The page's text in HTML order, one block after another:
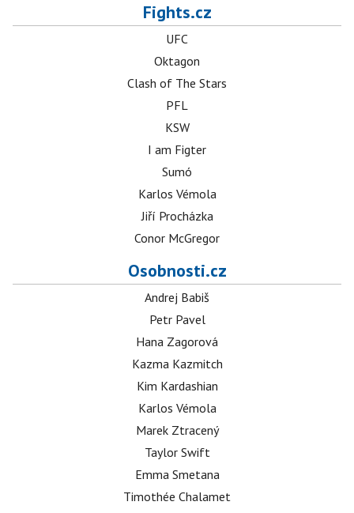
Fights.cz
UFC
Oktagon
Clash of The Stars
PFL
KSW
I am Figter
Sumó
Karlos Vémola
Jiří Procházka
Conor McGregor
Osobnosti.cz
Andrej Babiš
Petr Pavel
Hana Zagorová
Kazma Kazmitch
Kim Kardashian
Karlos Vémola
Marek Ztracený
Taylor Swift
Emma Smetana
Timothée Chalamet